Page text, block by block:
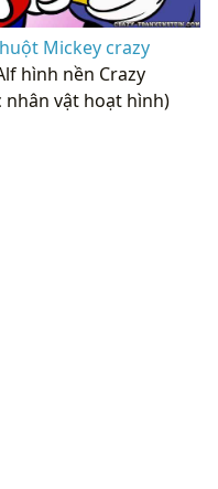
Mickey crazy
hình nền Crazy
nhân vật hoạt hình)